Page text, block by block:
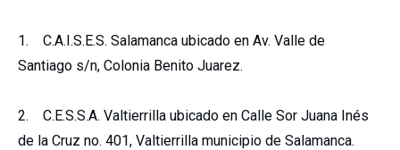
1. C.A.I.S.E.S. Salamanca ubicado en Av. Valle de
Santiago s/n, Colonia Benito Juarez.
2. C.E.S.S.A. Valtierrilla ubicado en Calle Sor Juana Inés
de la Cruz no. 401, Valtierrilla municipio de Salamanca.